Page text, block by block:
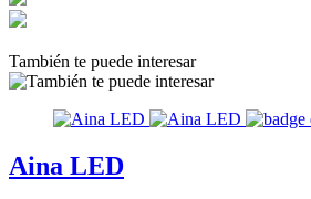
También te puede interesar
Aina LED